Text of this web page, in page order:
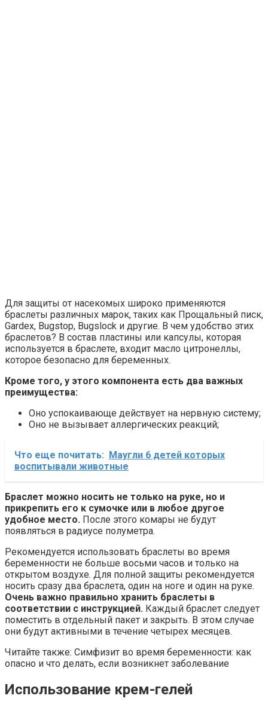
Для защиты от насекомых широко применяются
браслеты различных марок, таких как Прощальный писк,
Gardex, Bugstop, Bugslock и другие. В чем удобство этих
браслетов? В состав пластины или капсулы, которая
используется в браслете, входит масло цитронеллы,
которое безопасно для беременных.
Кроме того, у этого компонента есть два важных
преимущества:
Оно успокаивающе действует на нервную систему;
Оно не вызывает аллергических реакций;
Что еще почитать: Маугли 6 детей которых
воспитывали животные
Браслет можно носить не только на руке, но и
прикрепить его к сумочке или в любое другое
удобное место. После этого комары не будут
появляться в радиусе полуметра.
Рекомендуется использовать браслеты во время
беременности не больше восьми часов и только на
открытом воздухе. Для полной защиты рекомендуется
носить сразу два браслета, один на ноге и один на руке.
Очень важно правильно хранить браслеты в
соответствии с инструкцией. Каждый браслет следует
поместить в отдельный пакет и закрыть. В этом случае
они будут активными в течение четырех месяцев.
Читайте также: Симфизит во время беременности: как
опасно и что делать, если возникнет заболевание
Использование крем-гелей